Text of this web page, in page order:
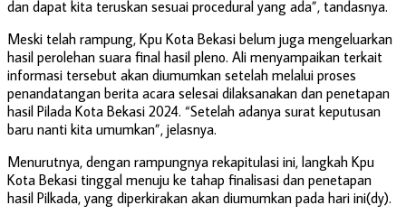
dan dapat kita teruskan sesuai procedural yang ada”, tandasnya.
Meski telah rampung, Kpu Kota Bekasi belum juga mengeluarkan
hasil perolehan suara final hasil pleno. Ali menyampaikan terkait
informasi tersebut akan diumumkan setelah melalui proses
penandatangan berita acara selesai dilaksanakan dan penetapan
hasil Pilada Kota Bekasi 2024. “Setelah adanya surat keputusan
baru nanti kita umumkan”, jelasnya.
Menurutnya, dengan rampungnya rekapitulasi ini, langkah Kpu
Kota Bekasi tinggal menuju ke tahap finalisasi dan penetapan
hasil Pilkada, yang diperkirakan akan diumumkan pada hari ini(dy).